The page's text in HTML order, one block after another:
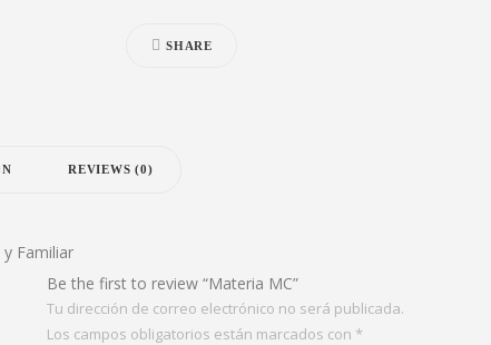
SHARE
REVIEWS (0)
Familiar
Be the first to review “Materia MC”
Tu dirección de correo electrónico no será publicada.
Los campos obligatorios están marcados con *